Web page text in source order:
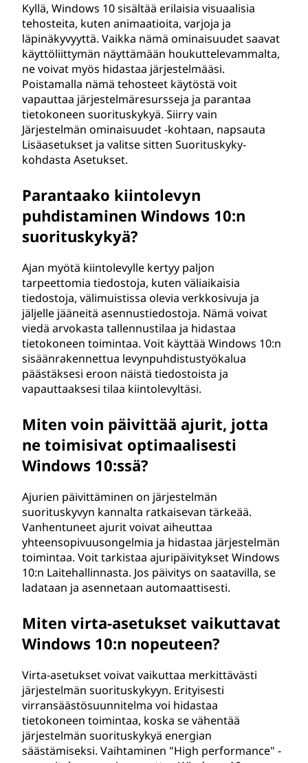
Kyllä, Windows 10 sisältää erilaisia visuaalisia
tehosteita, kuten animaatioita, varjoja ja
läpinäkyvyyttä. Vaikka nämä ominaisuudet saavat
käyttöliittymän näyttämään houkuttelevammalta,
ne voivat myös hidastaa järjestelmääsi.
Poistamalla nämä tehosteet käytöstä voit
vapauttaa järjestelmäresursseja ja parantaa
tietokoneen suorituskykyä. Siirry vain
Järjestelmän ominaisuudet -kohtaan, napsauta
Lisäasetukset ja valitse sitten Suorituskyky-
kohdasta Asetukset.
Parantaako kiintolevyn
puhdistaminen Windows 10:n
suorituskykyä?
Ajan myötä kiintolevylle kertyy paljon
tarpeettomia tiedostoja, kuten väliaikaisia
tiedostoja, välimuistissa olevia verkkosivuja ja
jäljelle jääneitä asennustiedostoja. Nämä voivat
viedä arvokasta tallennustilaa ja hidastaa
tietokoneen toimintaa. Voit käyttää Windows 10:n
sisäänrakennettua levynpuhdistustyökalua
päästäksesi eroon näistä tiedostoista ja
vapauttaaksesi tilaa kiintolevyltäsi.
Miten voin päivittää ajurit, jotta
ne toimisivat optimaalisesti
Windows 10:ssä?
Ajurien päivittäminen on järjestelmän
suorituskyvyn kannalta ratkaisevan tärkeää.
Vanhentuneet ajurit voivat aiheuttaa
yhteensopivuusongelmia ja hidastaa järjestelmän
toimintaa. Voit tarkistaa ajuripäivitykset Windows
10:n Laitehallinnasta. Jos päivitys on saatavilla, se
ladataan ja asennetaan automaattisesti.
Miten virta-asetukset vaikuttavat
Windows 10:n nopeuteen?
Virta-asetukset voivat vaikuttaa merkittävästi
järjestelmän suorituskykyyn. Erityisesti
virransäästösuunnitelma voi hidastaa
tietokoneen toimintaa, koska se vähentää
järjestelmän suorituskykyä energian
säästämiseksi. Vaihtaminen "High performance" -